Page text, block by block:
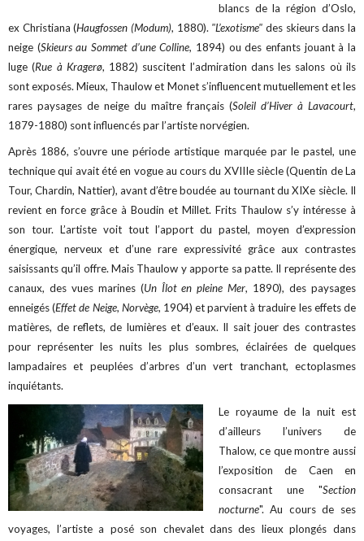
blancs de la région d’Oslo,
ex Christiana (Haugfossen (Modum), 1880). "L’exotisme" des skieurs dans la
neige (Skieurs au Sommet d’une Colline, 1894) ou des enfants jouant à la
luge (Rue à Kragerø, 1882) suscitent l’admiration dans les salons où ils
sont exposés. Mieux, Thaulow et Monet s’influencent mutuellement et les
rares paysages de neige du maître français (Soleil d’Hiver à Lavacourt,
1879-1880) sont influencés par l’artiste norvégien.
Après 1886, s’ouvre une période artistique marquée par le pastel, une
technique qui avait été en vogue au cours du XVIIIe siècle (Quentin de La
Tour, Chardin, Nattier), avant d’être boudée au tournant du XIXe siècle. Il
revient en force grâce à Boudin et Millet. Frits Thaulow s’y intéresse à
son tour. L’artiste voit tout l’apport du pastel, moyen d’expression
énergique, nerveux et d’une rare expressivité grâce aux contrastes
saisissants qu’il offre. Mais Thaulow y apporte sa patte. Il représente des
canaux, des vues marines (Un Îlot en pleine Mer, 1890), des paysages
enneigés (Effet de Neige, Norvège, 1904) et parvient à traduire les effets de
matières, de reflets, de lumières et d’eaux. Il sait jouer des contrastes
pour représenter les nuits les plus sombres, éclairées de quelques
lampadaires et peuplées d’arbres d’un vert tranchant, ectoplasmes
inquiétants.
Le royaume de la nuit est
d’ailleurs l’univers de
Thalow, ce que montre aussi
l’exposition de Caen en
consacrant une "Section
nocturne". Au cours de ses
voyages, l’artiste a posé son chevalet dans des lieux plongés dans